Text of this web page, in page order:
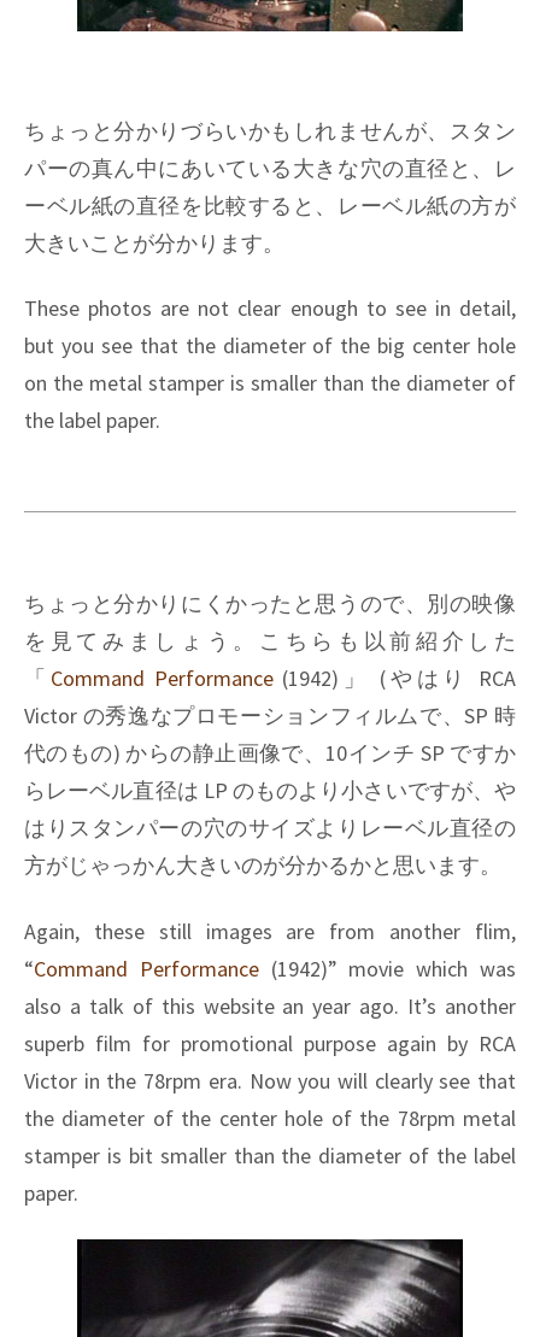
ちょっと分かりづらいかもしれませんが、スタン
パーの真ん中にあいている大きな穴の直径と、レ
ーベル紙の直径を比較すると、レーベル紙の方が
大きいことが分かります。
These photos are not clear enough to see in detail,
but you see that the diameter of the big center hole
on the metal stamper is smaller than the diameter of
the label paper.
ちょっと分かりにくかったと思うので、別の映像
を見てみましょう。こちらも以前紹介した
「 Command Performance(1942) 」 (やはり RCA
Victor の秀逸なプロモーションフィルムで、SP 時
代のもの) からの静止画像で、10インチ SP ですか
らレーベル直径は LP のものより小さいですが、や
はりスタンパーの穴のサイズよりレーベル直径の
方がじゃっかん大きいのが分かるかと思います。
Again, these still images are from another flim,
“Command Performance(1942)” movie which was
also a talk of this website an year ago. It’s another
superb film for promotional purpose again by RCA
Victor in the 78rpm era. Now you will clearly see that
the diameter of the center hole of the 78rpm metal
stamper is bit smaller than the diameter of the label
paper.